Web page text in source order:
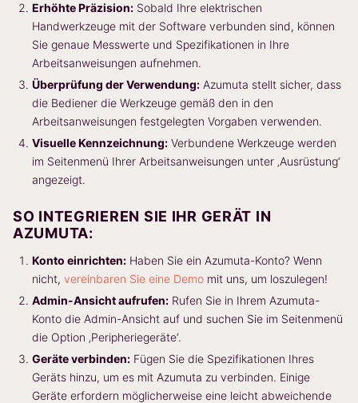
Erhöhte Präzision: Sobald Ihre elektrischen
Handwerkzeuge mit der Software verbunden sind, können
Sie genaue Messwerte und Spezifikationen in Ihre
Arbeitsanweisungen aufnehmen.
Überprüfung der Verwendung: Azumuta stellt sicher, dass
die Bediener die Werkzeuge gemäß den in den
Arbeitsanweisungen festgelegten Vorgaben verwenden.
Visuelle Kennzeichnung: Verbundene Werkzeuge werden
im Seitenmenü Ihrer Arbeitsanweisungen unter ‚Ausrüstung‘
angezeigt.
SO INTEGRIEREN SIE IHR GERÄT IN
AZUMUTA:
Konto einrichten: Haben Sie ein Azumuta-Konto? Wenn
nicht, vereinbaren Sie eine Demo mit uns, um loszulegen!
Admin-Ansicht aufrufen: Rufen Sie in Ihrem Azumuta-
Konto die Admin-Ansicht auf und suchen Sie im Seitenmenü
die Option ‚Peripheriegeräte‘.
Geräte verbinden: Fügen Sie die Spezifikationen Ihres
Geräts hinzu, um es mit Azumuta zu verbinden. Einige
Geräte erfordern möglicherweise eine leicht abweichende